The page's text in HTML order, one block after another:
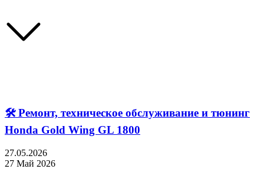
🛠 Ремонт, техническое обслуживание и тюнинг
Honda Gold Wing GL 1800
27.05.2026
27 Май 2026